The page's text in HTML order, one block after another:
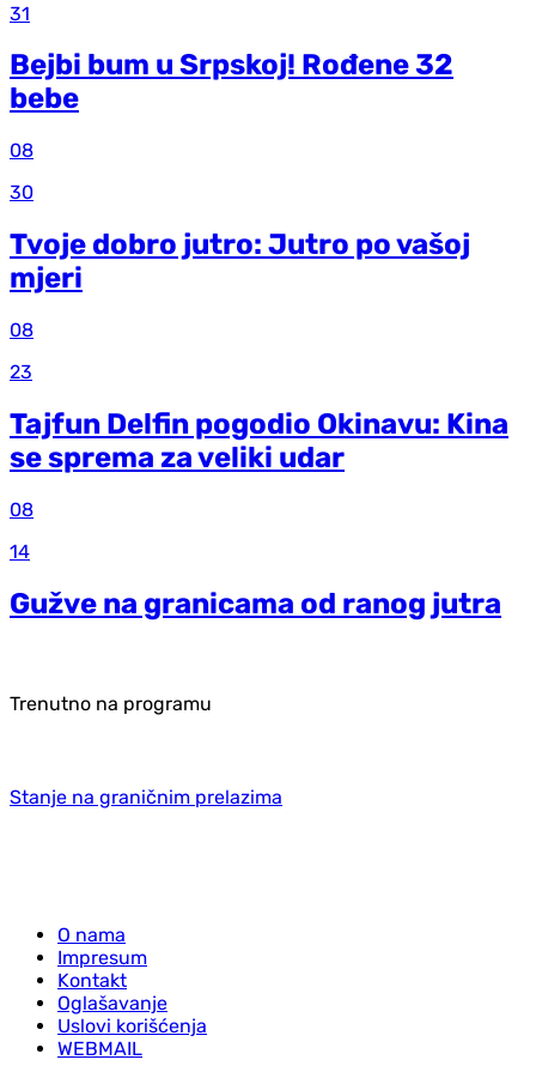
31
Bejbi bum u Srpskoj! Rođene 32
bebe
08
30
Tvoje dobro jutro: Jutro po vašoj
mjeri
08
23
Tajfun Delfin pogodio Okinavu: Kina
se sprema za veliki udar
08
14
Gužve na granicama od ranog jutra
Trenutno na programu
Stanje na graničnim prelazima
O nama
Impresum
Kontakt
Oglašavanje
Uslovi korišćenja
WEBMAIL